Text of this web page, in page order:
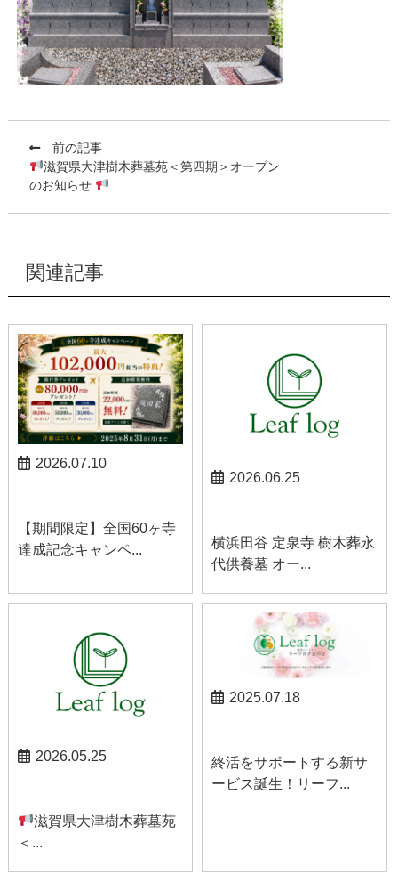
前の記事
滋賀県大津樹木葬墓苑＜第四期＞オープン
のお知らせ
関連記事
2026.07.10
【期間限定】全国60ヶ寺
達成記念キャンペ...
2026.06.25
横浜田谷 定泉寺 樹木葬永
代供養墓 オー...
2026.05.25
滋賀県大津樹木葬墓苑
＜...
2025.07.18
終活をサポートする新サ
ービス誕生！リーフ...